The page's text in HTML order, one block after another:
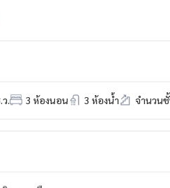
. 3 ห้องนอน 3 ห้องน้ำ จำนวน